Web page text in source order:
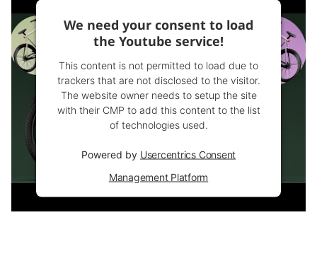
We need your consent to load
the Youtube service!
This content is not permitted to load due to
trackers that are not disclosed to the visitor.
The website owner needs to setup the site
with their CMP to add this content to the list
of technologies used.
Powered by Usercentrics Consent
Management Platform